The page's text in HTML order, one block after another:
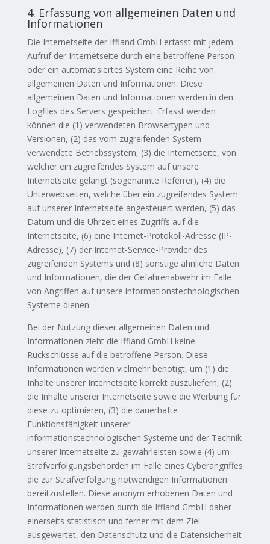
4. Erfassung von allgemeinen Daten und
Informationen
Die Internetseite der Iffland GmbH erfasst mit jedem
Aufruf der Internetseite durch eine betroffene Person
oder ein automatisiertes System eine Reihe von
allgemeinen Daten und Informationen. Diese
allgemeinen Daten und Informationen werden in den
Logfiles des Servers gespeichert. Erfasst werden
können die (1) verwendeten Browsertypen und
Versionen, (2) das vom zugreifenden System
verwendete Betriebssystem, (3) die Internetseite, von
welcher ein zugreifendes System auf unsere
Internetseite gelangt (sogenannte Referrer), (4) die
Unterwebseiten, welche über ein zugreifendes System
auf unserer Internetseite angesteuert werden, (5) das
Datum und die Uhrzeit eines Zugriffs auf die
Internetseite, (6) eine Internet-Protokoll-Adresse (IP-
Adresse), (7) der Internet-Service-Provider des
zugreifenden Systems und (8) sonstige ähnliche Daten
und Informationen, die der Gefahrenabwehr im Falle
von Angriffen auf unsere informationstechnologischen
Systeme dienen.
Bei der Nutzung dieser allgemeinen Daten und
Informationen zieht die Iffland GmbH keine
Rückschlüsse auf die betroffene Person. Diese
Informationen werden vielmehr benötigt, um (1) die
Inhalte unserer Internetseite korrekt auszuliefern, (2)
die Inhalte unserer Internetseite sowie die Werbung für
diese zu optimieren, (3) die dauerhafte
Funktionsfähigkeit unserer
informationstechnologischen Systeme und der Technik
unserer Internetseite zu gewährleisten sowie (4) um
Strafverfolgungsbehörden im Falle eines Cyberangriffes
die zur Strafverfolgung notwendigen Informationen
bereitzustellen. Diese anonym erhobenen Daten und
Informationen werden durch die Iffland GmbH daher
einerseits statistisch und ferner mit dem Ziel
ausgewertet, den Datenschutz und die Datensicherheit